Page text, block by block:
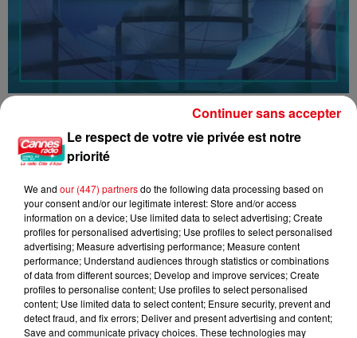
Le respect de votre vie privée est notre
priorité
We and our (447) partnersdo the following data processing based on
your consent and/or our legitimate interest: Store and/or access
information on a device; Use limited data to select advertising; Create
profiles for personalised advertising; Use profiles to select personalised
advertising; Measure advertising performance; Measure content
performance; Understand audiences through statistics or combinations
of data from different sources; Develop and improve services; Create
profiles to personalise content; Use profiles to select personalised
content; Use limited data to select content; Ensure security, prevent and
detect fraud, and fix errors; Deliver and present advertising and content;
Save and communicate privacy choices. These technologies may
Continuer sans accepter